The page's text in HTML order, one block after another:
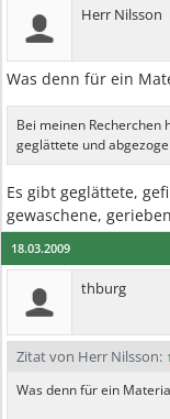
Herr Nilsson
Was denn für ein
Bei meinen Recherchen
geglättete und
Es gibt geglättete,
gewaschene,
18.03.2009
thburg
Zitat von Herr Nilsson: ↑
Was denn für ein